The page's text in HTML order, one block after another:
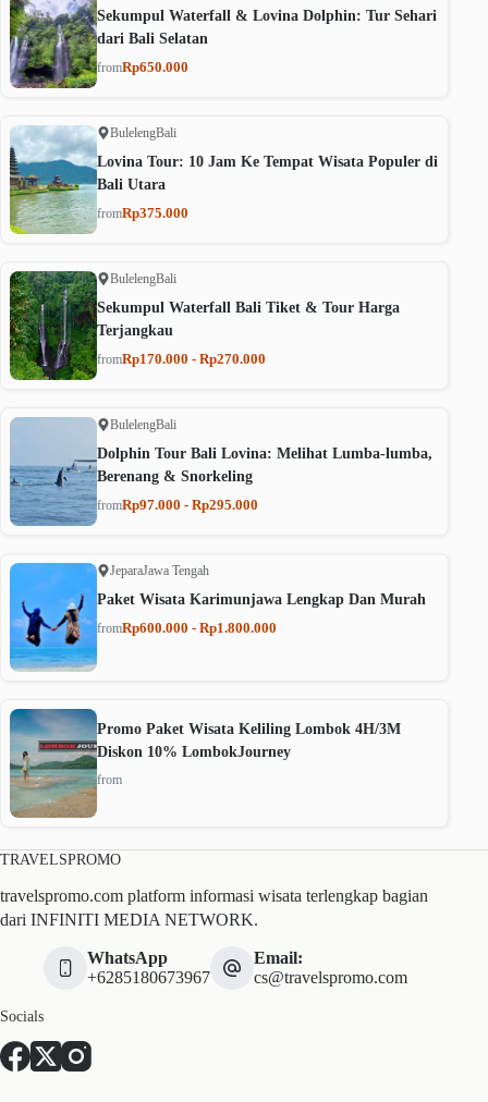
Sekumpul Waterfall & Lovina Dolphin: Tur Sehari
dari Bali Selatan
fromRp650.000
BulelengBali
Lovina Tour: 10 Jam Ke Tempat Wisata Populer di
Bali Utara
fromRp375.000
BulelengBali
Sekumpul Waterfall Bali Tiket & Tour Harga
Terjangkau
fromRp170.000 - Rp270.000
BulelengBali
Dolphin Tour Bali Lovina: Melihat Lumba-lumba,
Berenang & Snorkeling
fromRp97.000 - Rp295.000
JeparaJawa Tengah
Paket Wisata Karimunjawa Lengkap Dan Murah
fromRp600.000 - Rp1.800.000
Promo Paket Wisata Keliling Lombok 4H/3M
Diskon 10% LombokJourney
from
TRAVELSPROMO
travelspromo.com platform informasi wisata terlengkap bagian
dari INFINITI MEDIA NETWORK.
WhatsApp
+6285180673967
Email:
cs@travelspromo.com
Socials